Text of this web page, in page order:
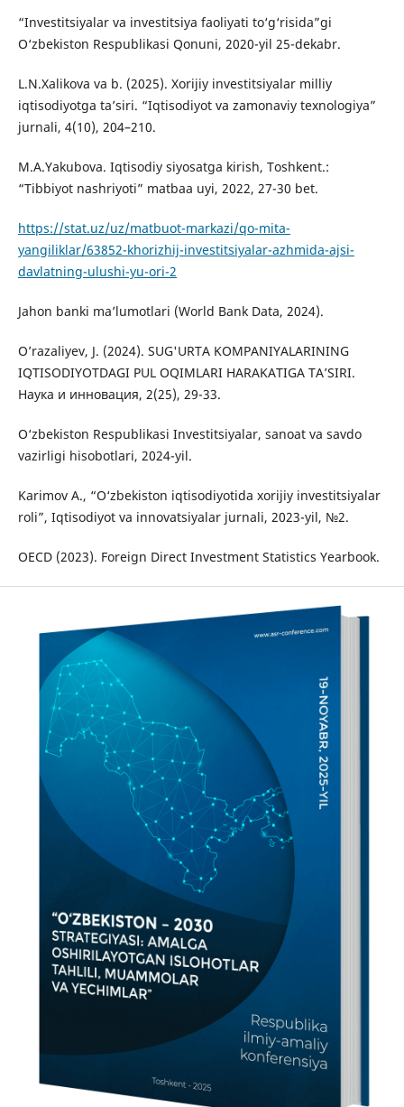
“Investitsiyalar va investitsiya faoliyati to‘g‘risida”gi
O‘zbekiston Respublikasi Qonuni, 2020-yil 25-dekabr.
L.N.Xalikova va b. (2025). Xorijiy investitsiyalar milliy
iqtisodiyotga ta’siri. “Iqtisodiyot va zamonaviy texnologiya”
jurnali, 4(10), 204–210.
M.A.Yakubova. Iqtisodiy siyosatga kirish, Toshkent.:
“Tibbiyot nashriyoti” matbaa uyi, 2022, 27-30 bet.
https://stat.uz/uz/matbuot-markazi/qo-mita-
yangiliklar/63852-khorizhij-investitsiyalar-azhmida-ajsi-
davlatning-ulushi-yu-ori-2
Jahon banki ma’lumotlari (World Bank Data, 2024).
O’razaliyev, J. (2024). SUG'URTA KOMPANIYALARINING
IQTISODIYOTDAGI PUL OQIMLARI HARAKATIGA TA’SIRI.
Наука и инновация, 2(25), 29-33.
O‘zbekiston Respublikasi Investitsiyalar, sanoat va savdo
vazirligi hisobotlari, 2024-yil.
Karimov A., “O‘zbekiston iqtisodiyotida xorijiy investitsiyalar
roli”, Iqtisodiyot va innovatsiyalar jurnali, 2023-yil, №2.
OECD (2023). Foreign Direct Investment Statistics Yearbook.